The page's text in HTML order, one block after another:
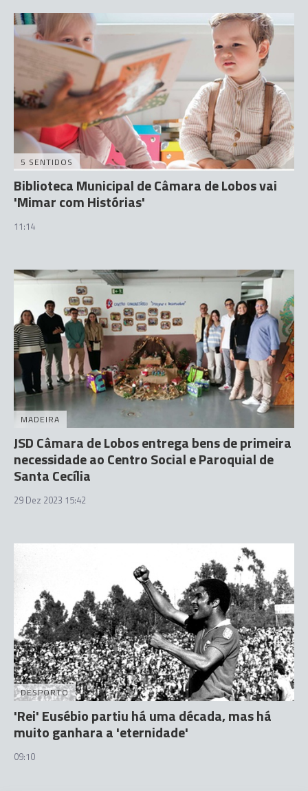
5 SENTIDOS
Biblioteca Municipal de Câmara de Lobos vai
'Mimar com Histórias'
11:14
MADEIRA
JSD Câmara de Lobos entrega bens de primeira
necessidade ao Centro Social e Paroquial de
Santa Cecília
29 Dez 2023 15:42
DESPORTO
'Rei' Eusébio partiu há uma década, mas há
muito ganhara a 'eternidade'
09:10